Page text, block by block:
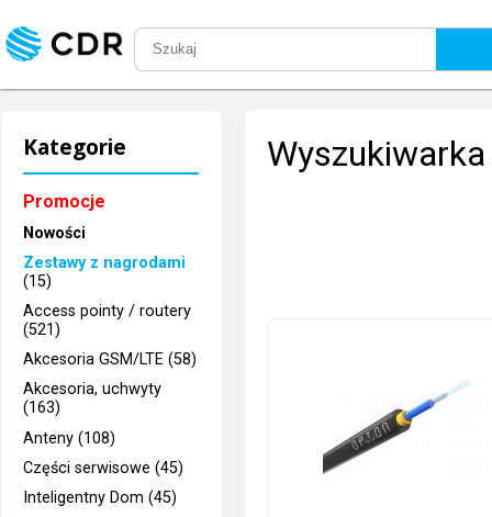
Kategorie
Promocje
Nowości
Zestawy z nagrodami
(15)
Access pointy / routery
(521)
Akcesoria GSM/LTE (58)
Akcesoria, uchwyty
(163)
Anteny (108)
Części serwisowe (45)
Inteligentny Dom (45)